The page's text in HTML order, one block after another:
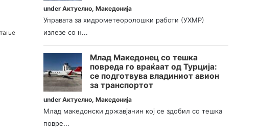
underАктуелно,Македонија
Управата за хидрометеоролошки работи (УХМР)
излезе со н...
Млад Македонец со тешка
повреда го враќаат од Турција:
се подготвува владиниот авион
за транспортот
underАктуелно,Македонија
Млад македонски државјанин кој се здобил со тешка
повре...